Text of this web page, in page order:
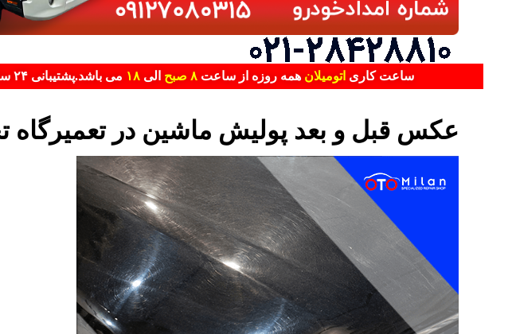
ساعت کاری اتومیلان همه روزه از ساعت الی می باشد.پشتیبانی ۲۴ ساعته در تمام ۷ روز هفته.
عکس قبل و بعد پولیش ماشین در تعمیرگاه